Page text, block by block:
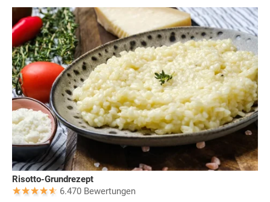
Risotto-Grundrezept
6.470 Bewertungen